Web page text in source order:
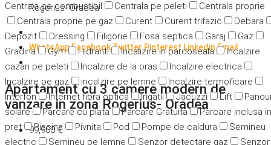
Centrala pe combustibil
Centrala pe peleti
Centrala proprie
Centrala proprie pe gaz
Curent Curent trifazic
Debara
Depozit
Dressing Filigorie Fosa septica Garaj
Gaz
Gradina
Gym Hidranti Incalizire in pardoseala
Incalzire
cazan pe peleti
Incalzire de la oras
Incalzire electrica
Incalzire pe gaz
incalzire pe lemne
Incalzire termoficare
Interfon
Internet fibra optica Irigatii Jacuzzi Lift
solare
Parcare cu plata Parcare Gratuita
Parcare inclusa in
pret
Piscina Pivnita Pod Pompe de caldura
Semineu
electric
Semineu pe lemne Senzor detectare gaz
Senzor
Rogerius- Oradea
WhatsAppFacebookTwitter Pinterest LinkedinEmail
Apartament cu 3 camere modern de
vanzare in zona Rogerius- Oradea
99,900 €